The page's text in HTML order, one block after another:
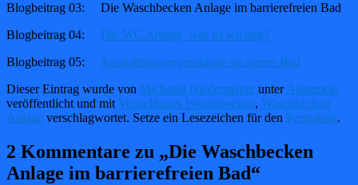
Blogbeitrag 03: Die Waschbecken Anlage im barrierefreien Bad
Blogbeitrag 04: Die WC Anlage, was ist wichtig?
Blogbeitrag 05: Ausstattungsgegenstände im neuen Bad
Dieser Eintrag wurde von Michaela Niedermayer unterAllgemein
veröffentlicht und mitVerstellbares Waschbecken, Waschbecken
Anlage verschlagwortet. Setze ein Lesezeichen für den Permalink.
2 Kommentare zu „Die Waschbecken
Anlage im barrierefreien Bad“